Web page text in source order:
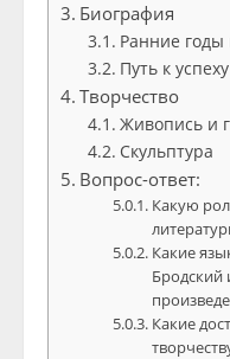
Биография
Ранние годы
Путь к успеху
Творчество
Живопись и
Скульптура
Вопрос-ответ:
Какую
Какие
Бродский
Какие